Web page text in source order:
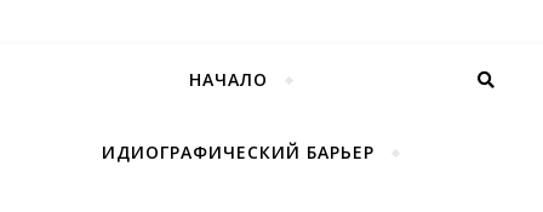
НАЧАЛО
ИДИОГРАФИЧЕСКИЙ БАРЬЕР